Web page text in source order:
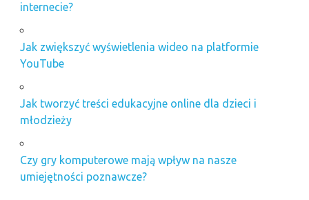
internecie?
Jak zwiększyć wyświetlenia wideo na platformie
YouTube
Jak tworzyć treści edukacyjne online dla dzieci i
młodzieży
Czy gry komputerowe mają wpływ na nasze
umiejętności poznawcze?